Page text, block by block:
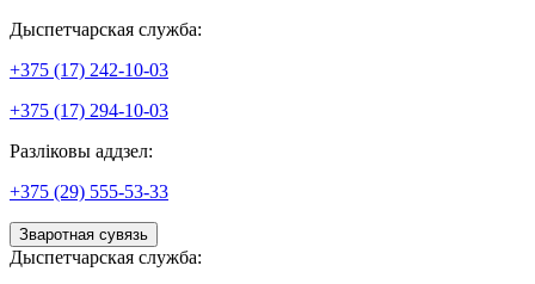
Дыспетчарская служба:
+375 (17) 242-10-03
+375 (17) 294-10-03
Разліковы аддзел:
+375 (29) 555-53-33
Зваротная сувязь
Дыспетчарская служба: